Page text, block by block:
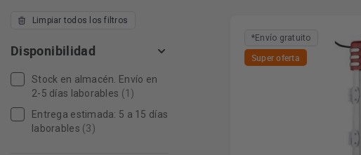
Limpiar todos los filtros
Disponibilidad
Stock en almacén. Envío en
2-5 días laborables (1)
Entrega estimada: 5 a 15 días
laborables (3)
*Envío gratuito
Super oferta